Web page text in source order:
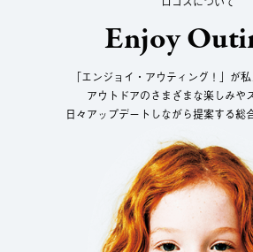
Enjoy
「エンジョイ・アウティング！」が私
アウトドアのさまざまな楽しみや
日々アップデートしながら提案する総